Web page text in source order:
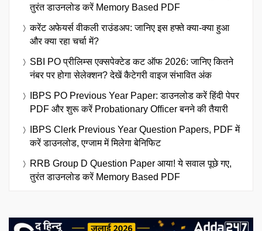
तुरंत डाउनलोड करें Memory Based PDF
करेंट अफेयर्स वीकली राउंडअप: जानिए इस हफ्ते क्या-क्या हुआ
और क्या रहा चर्चा में?
SBI PO प्रीलिम्स एक्सपेक्टेड कट ऑफ 2026: जानिए कितने
नंबर पर होगा सेलेक्शन? देखें कैटेगरी वाइज संभावित अंक
IBPS PO Previous Year Paper: डाउनलोड करें हिंदी पेपर
PDF और शुरू करें Probationary Officer बनने की तैयारी
IBPS Clerk Previous Year Question Papers, PDF में
करें डाउनलोड, एग्जाम में मिलेगा बेनिफिट
RRB Group D Question Paper आया! ये सवाल पूछे गए,
तुरंत डाउनलोड करें Memory Based PDF